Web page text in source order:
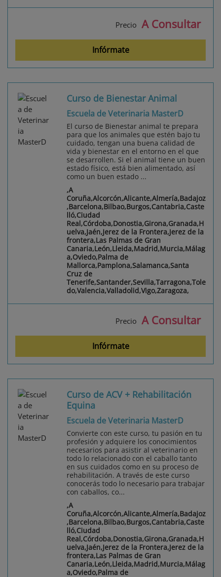
Precio A Consultar
Infórmate
Curso de Bienestar Animal
Escuela de Veterinaria MasterD
El curso de Bienestar animal te prepara
para que los animales que estén bajo tu
cuidado, tengan una buena calidad de
vida y bienestar en el entorno en el que
se desarrollen. Si el animal tiene un buen
estado físico, está bien alimentado, así
como un buen estado ...
,A
Coruña,Alcorcón,Alicante,Almería,Badajoz
,Barcelona,Bilbao,Burgos,Cantabria,Caste
lló,Ciudad
Real,Córdoba,Donostia,Girona,Granada,H
uelva,Jaén,Jerez de la Frontera,Jerez de la
frontera,Las Palmas de Gran
Canaria,León,Lleida,Madrid,Murcia,Málag
a,Oviedo,Palma de
Mallorca,Pamplona,Salamanca,Santa
Cruz de
Tenerife,Santander,Sevilla,Tarragona,Tole
do,Valencia,Valladolid,Vigo,Zaragoza,
Precio A Consultar
Infórmate
Curso de ACV + Rehabilitación
Equina
Escuela de Veterinaria MasterD
Convierte con este curso, tu pasión en tu
profesión y adquiere los conocimientos
necesarios para asistir al veterinario en
todo lo relacionado con el caballo tanto
en sus cuidados como en su proceso de
rehabilitación. A través de este curso
conocerás todo lo necesario para trabajar
con caballos, co...
,A
Coruña,Alcorcón,Alicante,Almería,Badajoz
,Barcelona,Bilbao,Burgos,Cantabria,Caste
lló,Ciudad
Real,Córdoba,Donostia,Girona,Granada,H
uelva,Jaén,Jerez de la Frontera,Jerez de la
frontera,Las Palmas de Gran
Canaria,León,Lleida,Madrid,Murcia,Málag
a,Oviedo,Palma de